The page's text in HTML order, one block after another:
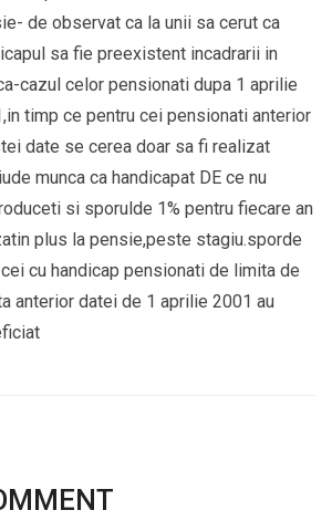
de observat ca la unii sa cerut ca
sa fie preexistent incadrarii in
cazul celor pensionati dupa 1 aprilie
timp ce pentru cei pensionati anterior
date se cerea doar sa fi realizat
munca ca handicapat DE ce nu
si sporulde 1% pentru fiecare an
plus la pensie,peste stagiu.sporde
cu handicap pensionati de limita de
anterior datei de 1 aprilie 2001 au